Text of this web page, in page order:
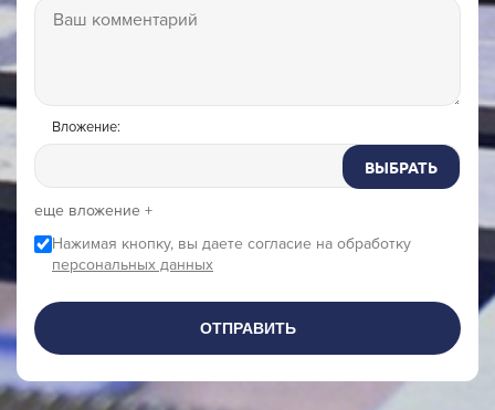
Вложение:
ВЫБРАТЬ
еще вложение +
Нажимая кнопку, вы даете согласие на обработку
персональных данных
ОТПРАВИТЬ